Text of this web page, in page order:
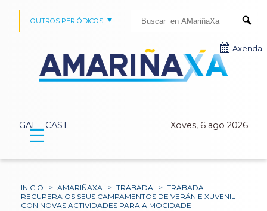
GAL CAST Xoves, 6 ago 2026
OUTROS PERIÓDICOS
Axenda
☰
INICIO > AMARIÑAXA > TRABADA > TRABADA
RECUPERA OS SEUS CAMPAMENTOS DE VERÁN E XUVENIL
CON NOVAS ACTIVIDADES PARA A MOCIDADE